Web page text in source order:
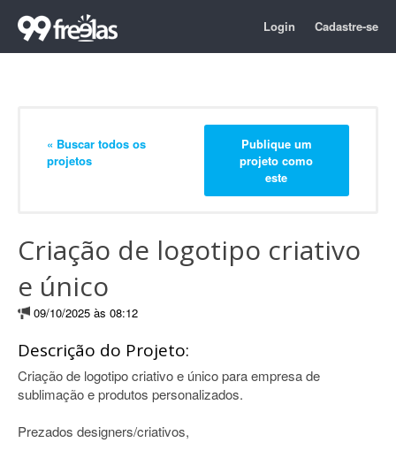
Login Cadastre-se
« Buscar todos os
projetos
Publique um
projeto como
este
Criação de logotipo criativo
e único
09/10/2025 às 08:12
Descrição do Projeto:
Criação de logotipo criativo e único para empresa de
sublimação e produtos personalizados.
Prezados designers/criativos,